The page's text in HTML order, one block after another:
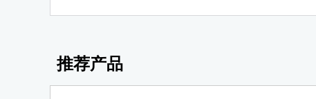
推荐产品